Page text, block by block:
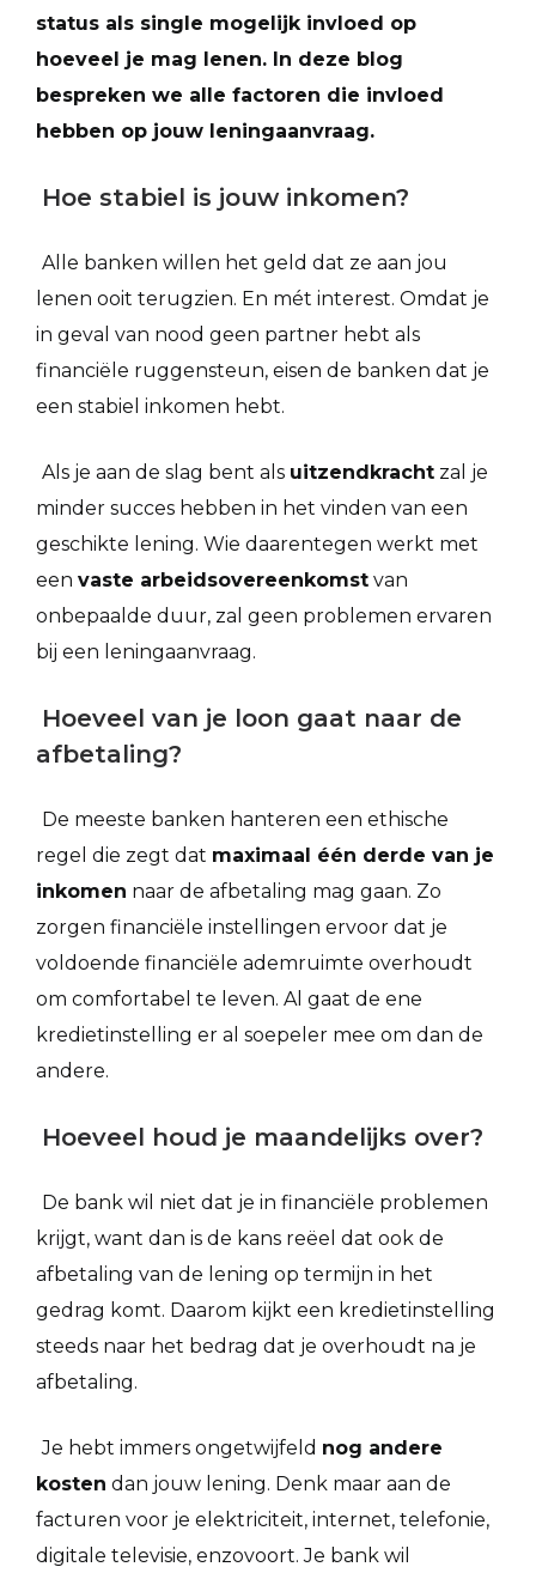
status als single mogelijk invloed op
hoeveel je mag lenen. In deze blog
bespreken we alle factoren die invloed
hebben op jouw leningaanvraag.
Hoe stabiel is jouw inkomen?
Alle banken willen het geld dat ze aan jou
lenen ooit terugzien. En mét interest. Omdat je
in geval van nood geen partner hebt als
financiële ruggensteun, eisen de banken dat je
een stabiel inkomen hebt.
Als je aan de slag bent als uitzendkracht zal je
minder succes hebben in het vinden van een
geschikte lening. Wie daarentegen werkt met
een vaste arbeidsovereenkomst van
onbepaalde duur, zal geen problemen ervaren
bij een leningaanvraag.
Hoeveel van je loon gaat naar de
afbetaling?
De meeste banken hanteren een ethische
regel die zegt dat maximaal één derde van je
inkomen naar de afbetaling mag gaan. Zo
zorgen financiële instellingen ervoor dat je
voldoende financiële ademruimte overhoudt
om comfortabel te leven. Al gaat de ene
kredietinstelling er al soepeler mee om dan de
andere.
Hoeveel houd je maandelijks over?
De bank wil niet dat je in financiële problemen
krijgt, want dan is de kans reëel dat ook de
afbetaling van de lening op termijn in het
gedrag komt. Daarom kijkt een kredietinstelling
steeds naar het bedrag dat je overhoudt na je
afbetaling.
Je hebt immers ongetwijfeld nog andere
kosten dan jouw lening. Denk maar aan de
facturen voor je elektriciteit, internet, telefonie,
digitale televisie, enzovoort. Je bank wil